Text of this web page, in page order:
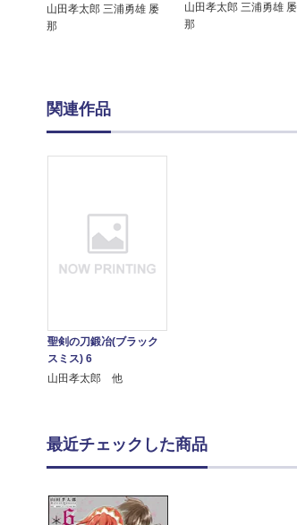
山田孝太郎 三浦勇雄 屡
那
山田孝太郎 三浦勇雄 屡
那
関連作品
聖剣の刀鍛冶(ブラック
スミス) 6
山田孝太郎 他
最近チェックした商品